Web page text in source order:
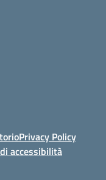
Privacy Policy
accessibilità